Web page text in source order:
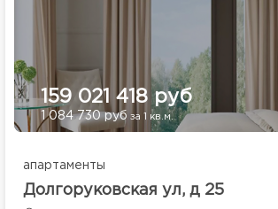
159 021 418 руб
1 084 730 руб за 1 кв.м.
апартаменты
Долгоруковская ул, д 25